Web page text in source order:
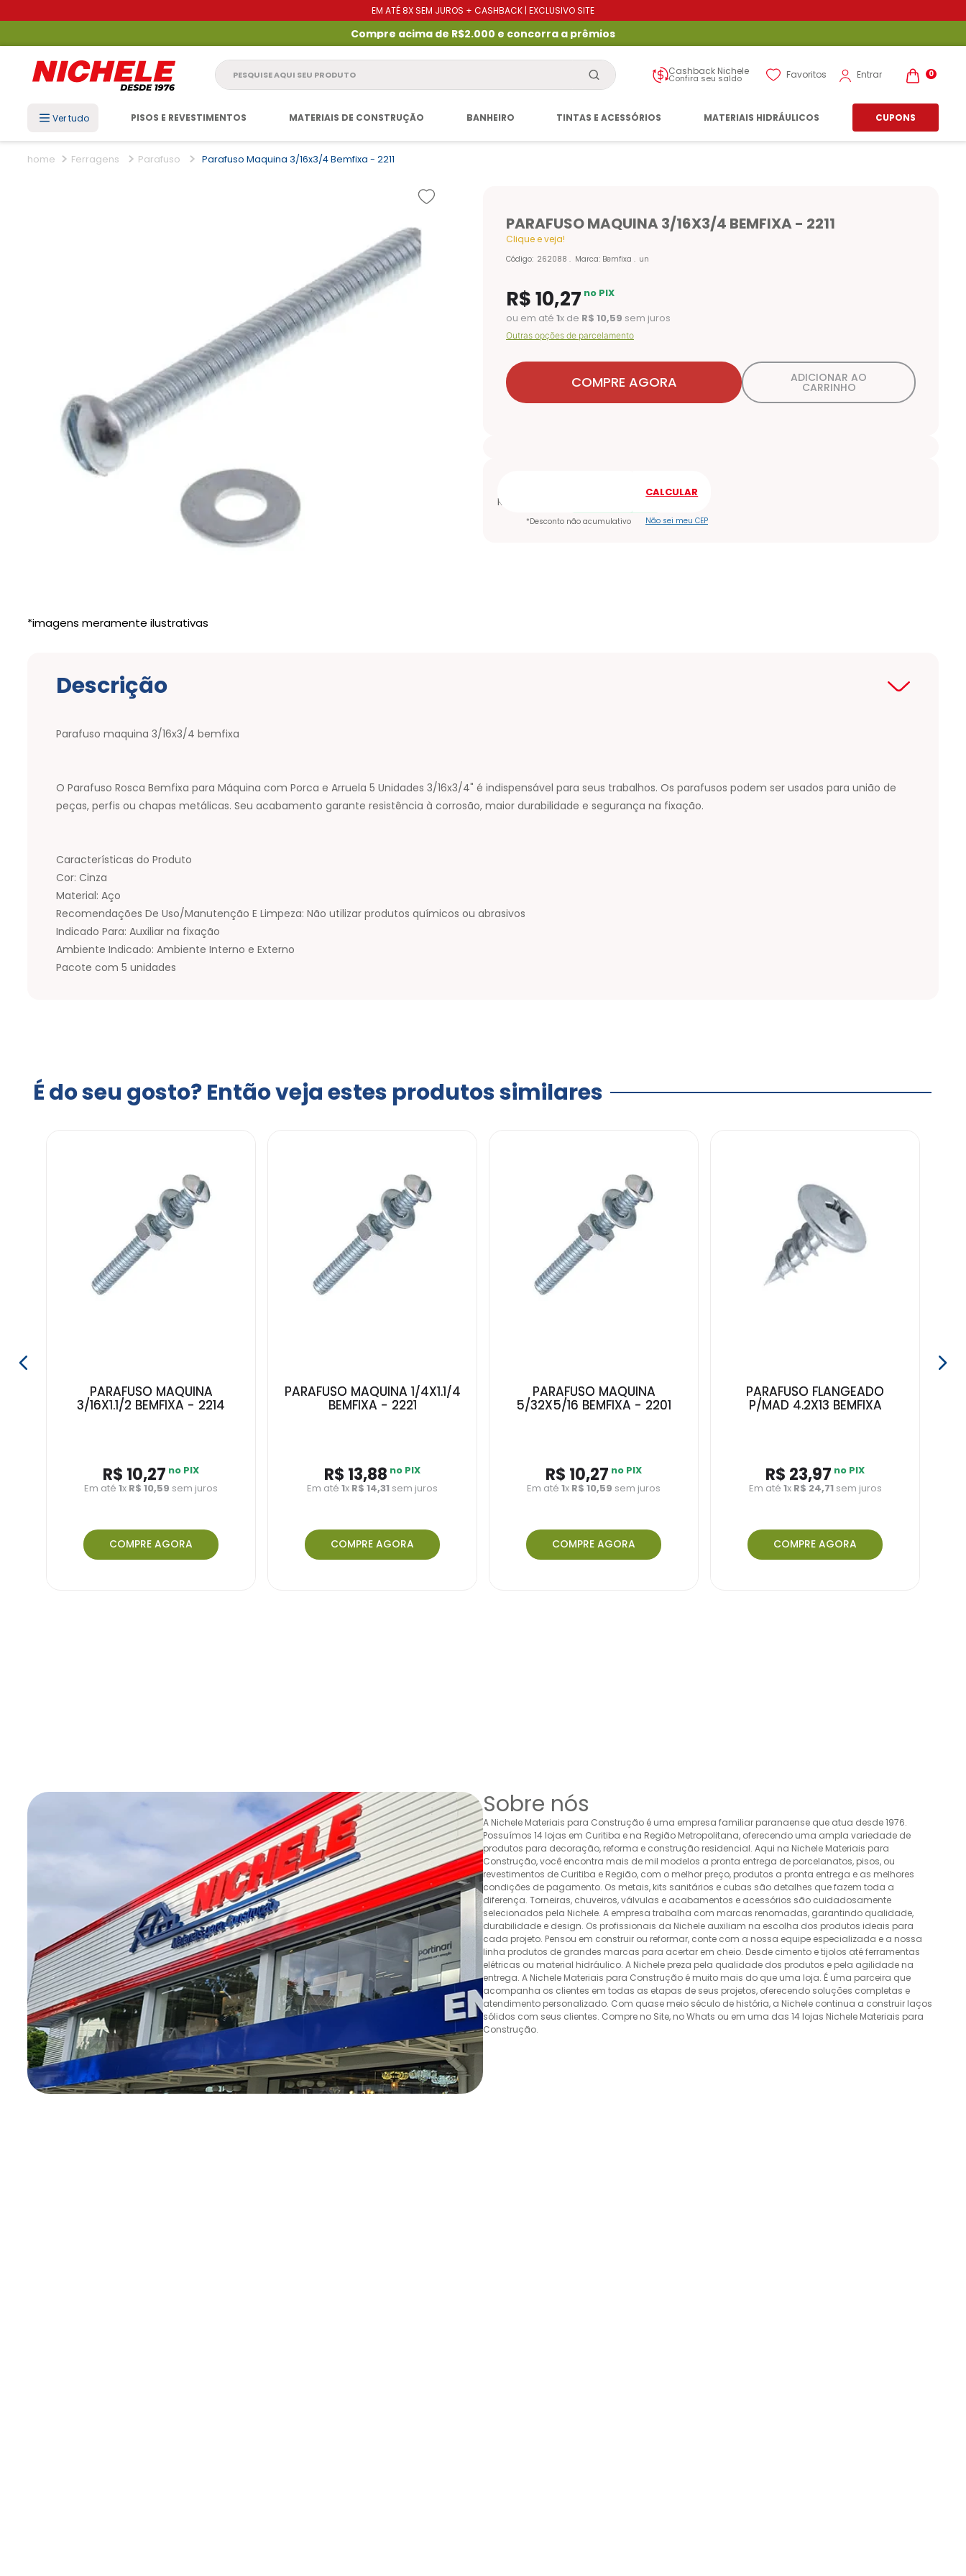
EM ATÉ 8X SEM JUROS + CASHBACK | EXCLUSIVO SITE
Compre acima de R$2.000 e concorra a prêmios
Pesquise aqui seu produto Cashback Nichele
Confira seu saldo Favoritos Entrar 0
Ver tudo PISOS E REVESTIMENTOS MATERIAIS DE CONSTRUÇÃO BANHEIRO TINTAS E ACESSÓRIOS MATERIAIS HIDRÁULICOS CUPONS
Ferragens Parafuso Parafuso Maquina 3/16x3/4 Bemfixa - 2211
PARAFUSO MAQUINA 3/16X3/4 BEMFIXA - 2211
Clique e veja!
Código: 262088 Marca: Bemfixa un
R$10,27 no PIX
ou em até 1x de R$ 10,59 sem juros
Outras opções de parcelamento
COMPRE AGORA ADICIONAR AO
CARRINHO
Não sei meu CEP
Descrição
Parafuso maquina 3/16x3/4 bemfixa
O Parafuso Rosca Bemfixa para Máquina com Porca e Arruela 5 Unidades 3/16x3/4" é indispensável para seus trabalhos. Os parafusos podem ser usados para união de
peças, perfis ou chapas metálicas. Seu acabamento garante resistência à corrosão, maior durabilidade e segurança na fixação.
Características do Produto
Cor: Cinza
Material: Aço
Recomendações De Uso/Manutenção E Limpeza: Não utilizar produtos químicos ou abrasivos
Indicado Para: Auxiliar na fixação
Ambiente Indicado: Ambiente Interno e Externo
Pacote com 5 unidades
É do seu gosto? Então veja estes produtos similares
PARAFUSO MAQUINA
3/16X1.1/2 BEMFIXA - 2214
R$ 10,27 no PIX
Em até 1x R$ 10,59 sem juros
COMPRE AGORA
PARAFUSO MAQUINA 1/4X1.1/4
BEMFIXA - 2221
R$ 13,88 no PIX
Em até 1x R$ 14,31 sem juros
COMPRE AGORA
PARAFUSO MAQUINA
5/32X5/16 BEMFIXA - 2201
R$ 10,27 no PIX
Em até 1x R$ 10,59 sem juros
COMPRE AGORA
PARAFUSO FLANGEADO
P/MAD 4.2X13 BEMFIXA
R$ 23,97 no PIX
Em até 1x R$ 24,71 sem juros
COMPRE AGORA
Sobre nós
A Nichele Materiais para Construção é uma empresa familiar paranaense que atua desde 1976.
Possuímos 14 lojas em Curitiba e na Região Metropolitana, oferecendo uma ampla variedade de
produtos para decoração, reforma e construção residencial. Aqui na Nichele Materiais para
Construção, você encontra mais de mil modelos a pronta entrega de porcelanatos, pisos, ou
revestimentos de Curitiba e Região, com o melhor preço, produtos a pronta entrega e as melhores
condições de pagamento. Os metais, kits sanitários e cubas são detalhes que fazem toda a
diferença. Torneiras, chuveiros, válvulas e acabamentos e acessórios são cuidadosamente
selecionados pela Nichele. A empresa trabalha com marcas renomadas, garantindo qualidade,
durabilidade e design. Os profissionais da Nichele auxiliam na escolha dos produtos ideais para
cada projeto. Pensou em construir ou reformar, conte com a nossa equipe especializada e a nossa
linha produtos de grandes marcas para acertar em cheio. Desde cimento e tijolos até ferramentas
elétricas ou material hidráulico. A Nichele preza pela qualidade dos produtos e pela agilidade na
entrega. A Nichele Materiais para Construção é muito mais do que uma loja. É uma parceira que
acompanha os clientes em todas as etapas de seus projetos, oferecendo soluções completas e
atendimento personalizado. Com quase meio século de história, a Nichele continua a construir laços
sólidos com seus clientes. Compre no Site, no Whats ou em uma das 14 lojas Nichele Materiais para
Construção.